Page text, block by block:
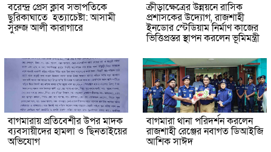
বরেন্দ্র প্রেস ক্লাব সভাপতিকে
ছুরিকাঘাতে হত্যাচেষ্টা: আসামী
সুরুজ আলী কারাগারে
ক্রীড়াক্ষেত্রের উন্নয়নে রাসিক
প্রশাসকের উদ্যোগ, রাজশাহী
ইনডোর স্টেডিয়াম নির্মাণ কাজের
ভিত্তিপ্রস্তর স্থাপন করলেন ভূমিমন্ত্রী
বাগমারায় প্রতিবেশীর উপর মাদক
ব্যবসায়ীদের হামলা ও ছিনতাইয়ের
অভিযোগ
বাগমারা থানা পরিদর্শন করলেন
রাজশাহী রেঞ্জের নবাগত ডিআইজি
আশিক সাঈদ